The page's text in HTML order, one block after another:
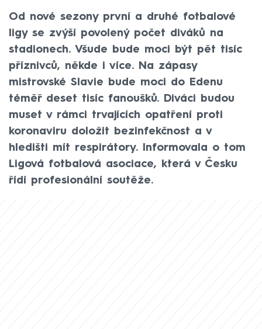
Od nové sezony první a druhé fotbalové
ligy se zvýší povolený počet diváků na
stadionech. Všude bude moci být pět tisíc
příznivců, někde i více. Na zápasy
mistrovské Slavie bude moci do Edenu
téměř deset tisíc fanoušků. Diváci budou
muset v rámci trvajících opatření proti
koronaviru doložit bezinfekčnost a v
hledišti mít respirátory. Informovala o tom
Ligová fotbalová asociace, která v Česku
řídí profesionální soutěže.